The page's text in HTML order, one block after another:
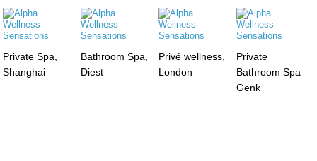
Private Spa,
Shanghai
Bathroom Spa,
Diest
Privé wellness,
London
Private
Bathroom Spa
Genk